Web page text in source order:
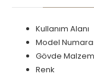
Kullanım
Model
Gövde
Renk
: